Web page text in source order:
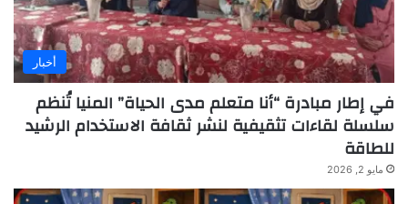
أخبار
في إطار مبادرة “أنا متعلم مدى الحياة” المنيا تُنظم
سلسلة لقاءات تثقيفية لنشر ثقافة الاستخدام الرشيد
للطاقة
مايو 2, 2026